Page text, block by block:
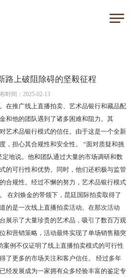
路上破阻除碍的坚毅征程
时间：2025-02-13
在推广线上直播拍卖、艺术品银行和藏品配
和他的团队遇到了诸多困难和阻力。其
艺术品银行模式的信任。由于这是一个全新
，担心其合规性和安全性。 “面对质疑和挑
地说。他和团队通过大量的市场调研和数
的可行性和优势。同时，他们还积极与监管
合规性。经过不懈的努力，艺术品银行模式
在刘焕金的带领下，昆廷国际拍卖取得了
的是一次线上直播拍卖活动。在那次活动
展示了大量珍贵的艺术品，吸引了数百万观
和营销策略，活动最终实现了单场销售额突
案例不仅证明了线上直播拍卖模式的可行性
了更多的市场关注和客户信任。 经过多年
经发展成为一家拥有众多经验丰富的鉴定专